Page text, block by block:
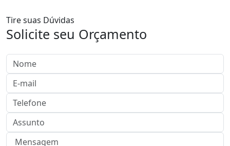
Tire suas Dúvidas
Solicite seu Orçamento